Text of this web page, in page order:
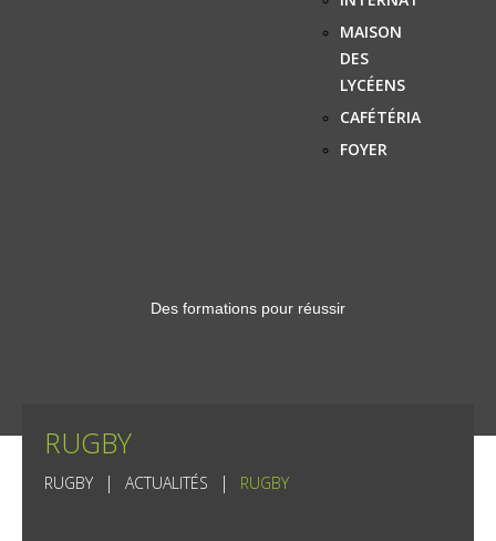
MAISON
DES
LYCÉENS
CAFÉTÉRIA
FOYER
Des formations pour réussir
RUGBY
RUGBY ACTUALITÉS RUGBY